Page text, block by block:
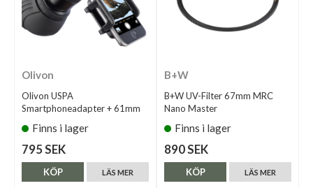
Olivon
Olivon USPA
Smartphoneadapter + 61mm
Finns i lager
795 SEK
LÄS MER
KÖP
B+W
B+W UV-Filter 67mm MRC
Nano Master
Finns i lager
890 SEK
LÄS MER
KÖP